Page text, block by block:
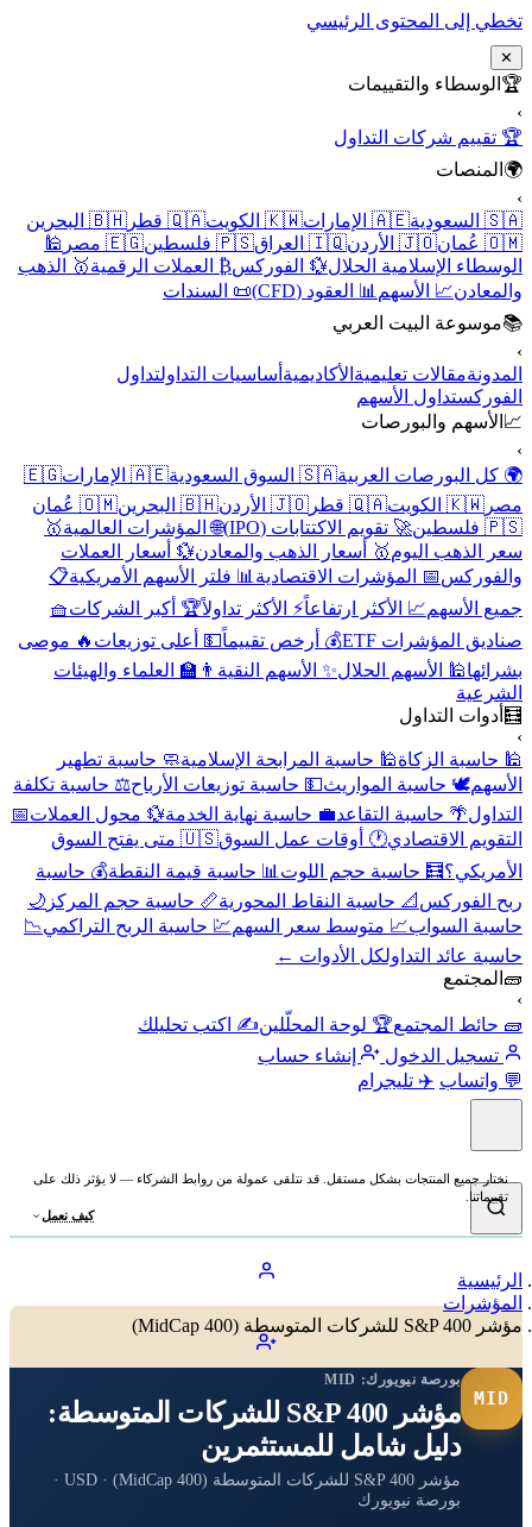
تخطي إلى المحتوى الرئيسي
✕
🏆 الوسطاء والتقييمات
›
🏆 تقييم شركات التداول
🌍 المنصات
›
🇸🇦 السعودية
🇦🇪 الإمارات 🇰🇼 الكويت 🇶🇦 قطر
🇧🇭 البحرين
🇴🇲 عُمان
🇯🇴 الأردن 🇮🇶 العراق 🇵🇸 فلسطين 🇪🇬 مصر
🕌
الوسطاء الإسلامية الحلال💱 الفوركس₿ العملات الرقمية🥇 الذهب
والمعادن📈 الأسهم 📊 العقود (CFD)
📜 السندات
📚موسوعة البيت العربي
›
المدونةمقالات تعليمية الأكاديمية أساسيات التداولتداول
الفوركستداول الأسهم
📈 الأسهم والبورصات
›
🌍 كل البورصات العربية🇸🇦 السوق السعودية 🇦🇪 الإمارات
🇪🇬
مصر 🇰🇼 الكويت 🇶🇦 قطر 🇯🇴 الأردن 🇧🇭 البحرين
🇴🇲 عُمان
🇵🇸 فلسطين
🚀 تقويم الاكتتابات (IPO) 🌐 المؤشرات العالمية🥇
سعر الذهب اليوم🥇 أسعار الذهب والمعادن💱 أسعار العملات
والفوركس📅 المؤشرات الاقتصادية 📊 فلتر الأسهم الأمريكية📋
جميع الأسهم📈 الأكثر ارتفاعاً⚡ الأكثر تداولاً🏆 أكبر الشركات🧺
صناديق المؤشرات ETF
💰 أرخص تقييماً💵 أعلى توزيعات 🔥 موصى
بشرائها🕌 الأسهم الحلال✨ الأسهم النقية 👨‍🏫 العلماء والهيئات
الشرعية
🧮 أدوات التداول
›
🕌 حاسبة الزكاة🕌 حاسبة المرابحة الإسلامية🧼 حاسبة تطهير
الأسهم🕊️ حاسبة المواريث💵 حاسبة توزيعات الأرباح⚖️ حاسبة تكلفة
التداول🌴 حاسبة التقاعد💼 حاسبة نهاية الخدمة💱 محول العملات📅
التقويم الاقتصادي🕐 أوقات عمل السوق
🇺🇸 متى يفتح السوق
الأمريكي؟🧮 حاسبة حجم اللوت 📊 حاسبة قيمة النقطة💰 حاسبة
ربح الفوركس 📐 حاسبة النقاط المحورية📏 حاسبة حجم المركز 🌙
حاسبة السواب📈 متوسط سعر السهم💹 حاسبة الربح التراكمي📉
حاسبة عائد التداولكل الأدوات ←
🧱 المجتمع
›
🧱 حائط المجتمع🏆 لوحة المحلّلين✍️ اكتب تحليلك
تسجيل الدخول
إنشاء حساب
💬 واتساب ✈️ تليجرام
نختار جميع المنتجات بشكل مستقل. قد نتلقى عمولة من روابط الشركاء — لا يؤثر ذلك على
تقييماتنا.
كيف نعمل
الرئيسية
المؤشرات
مؤشر S&P 400 للشركات المتوسطة (MidCap 400)
MID
بورصة نيويورك: MID
مؤشر S&P 400 للشركات المتوسطة:
دليل شامل للمستثمرين
مؤشر S&P 400 للشركات المتوسطة (MidCap 400) · USD ·
بورصة نيويورك